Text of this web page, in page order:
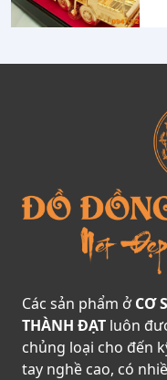
Các sản phẩm ởCƠ
THÀNH ĐẠT luôn
chủng loại cho đến
tay nghề cao, có